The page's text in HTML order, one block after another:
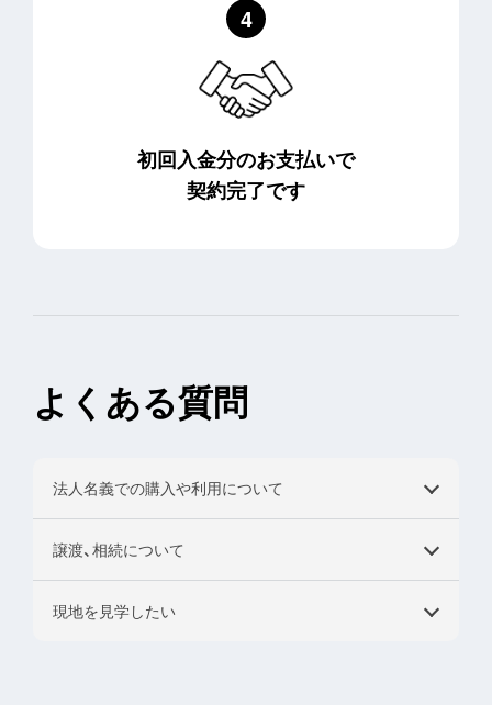
初回入金分のお支払いで
契約完了です
よくある質問
法人名義での購入や利用について
法人名義での購入も可能です。オーナーアプリのアカウントを法
人に対して発行しますので、福利厚生施設としてもご利用いただ
けます。
社員の方がご利用される場合にはギフト機能を用いてご利用いた
譲渡、相続について
取得から3年間は所有いただきます。4年目以降は第三者への譲渡
現地を見学したい